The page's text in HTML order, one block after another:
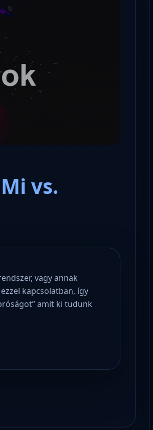
vs.
vagy annak
kapcsolatban, így
amit ki tudunk